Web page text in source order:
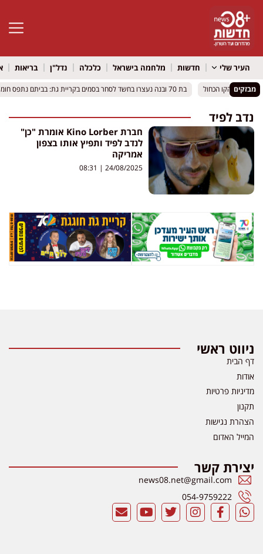
פתח
העיר שלי חדשות מלחמה בישראל כלכלה נדל"ן בריאות
מבזקים
פרויקט הקו הכחול בת 70 ובנה נעצרו בחשד לסחר בסמים בקריית גת: בביתם נתפס חומר החשוד כקריסטל פרויקט הקו הכחול בת 70 ובנה נעצרו בחשד לסחר בסמים בקריית גת: בביתם נתפס חומר החשוד כקריסטל
נדב לפיד
חברת Kino Lorber אומרת "כן"
לנדב לפיד ותפיץ אותו בצפון
אמריקה
24/08/2025
ניווט ראשי
דף הבית
אודות
מדיניות פרטיות
תקנון
הצהרת נגישות
המייל האדום
יצירת קשר
news08.net@gmail.com
054-9759222